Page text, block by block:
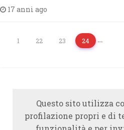
17 anni ago
1 …
22 23 24
Questo sito utilizza
profilazione propri e di